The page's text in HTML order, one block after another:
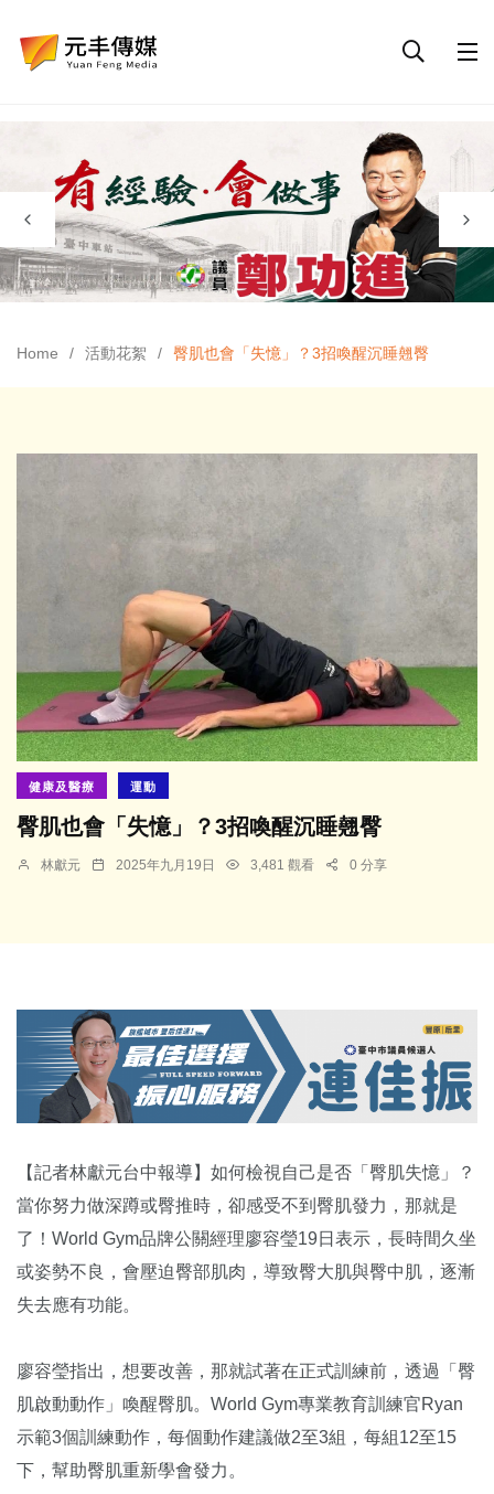
Home 活動花絮 臀肌也會「失憶」？3招喚醒沉睡翹臀
健康及醫療 運動
臀肌也會「失憶」？3招喚醒沉睡翹臀
林獻元 2025年九月19日 3,481 觀看 0 分享
【記者林獻元台中報導】如何檢視自己是否「臀肌失憶」？
當你努力做深蹲或臀推時，卻感受不到臀肌發力，那就是
了！World Gym品牌公關經理廖容瑩19日表示，長時間久坐
或姿勢不良，會壓迫臀部肌肉，導致臀大肌與臀中肌，逐漸
失去應有功能。
廖容瑩指出，想要改善，那就試著在正式訓練前，透過「臀
肌啟動動作」喚醒臀肌。World Gym專業教育訓練官Ryan
示範3個訓練動作，每個動作建議做2至3組，每組12至15
下，幫助臀肌重新學會發力。